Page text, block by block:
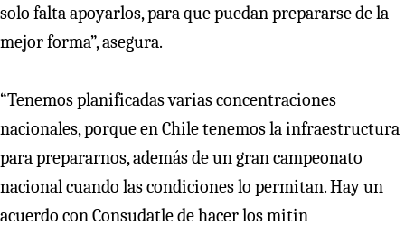
solo falta apoyarlos, para que puedan prepararse de la
mejor forma”, asegura.
“Tenemos planificadas varias concentraciones
nacionales, porque en Chile tenemos la infraestructura
para prepararnos, además de un gran campeonato
nacional cuando las condiciones lo permitan. Hay un
acuerdo con Consudatle de hacer los mitin